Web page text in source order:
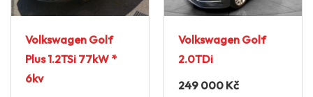
Volkswagen Golf
Plus 1.2TSi 77kW *
6kv
Volkswagen Golf
2.0TDi
249 000 Kč